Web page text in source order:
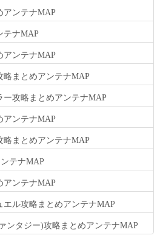
ンテナMAP
テナMAP
ンテナMAP
まとめアンテナMAP
攻略まとめアンテナMAP
ンテナMAP
まとめアンテナMAP
テナMAP
ンテナMAP
ル攻略まとめアンテナMAP
ンタジー)攻略まとめアンテナMAP